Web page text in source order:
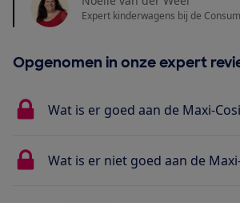
Expert kinderwagens bij de
Opgenomen in onze expert
Wat is er goed aan de Maxi-
Wat is er niet goed aan de